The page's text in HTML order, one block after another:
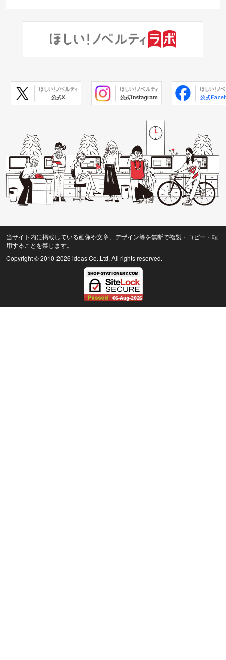
当サイト内に掲載している画像や文章、デザイン等を無断で複製・コピー・転
用することを禁じます。
Copyright © 2010-2026 ideas Co.,Ltd. All rights reserved.